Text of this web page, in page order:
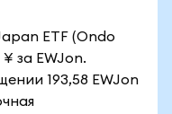
ETF (Ondo
за EWJon.
193,58 EWJon